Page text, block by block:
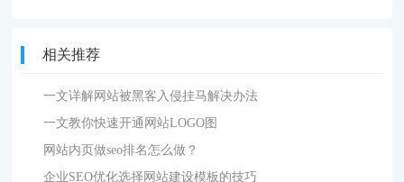
相关推荐
一文详解网站被黑客入侵挂马解决办法
一文教你快速开通网站LOGO图
网站内页做seo排名怎么做？
企业SEO优化选择网站建设模板的技巧